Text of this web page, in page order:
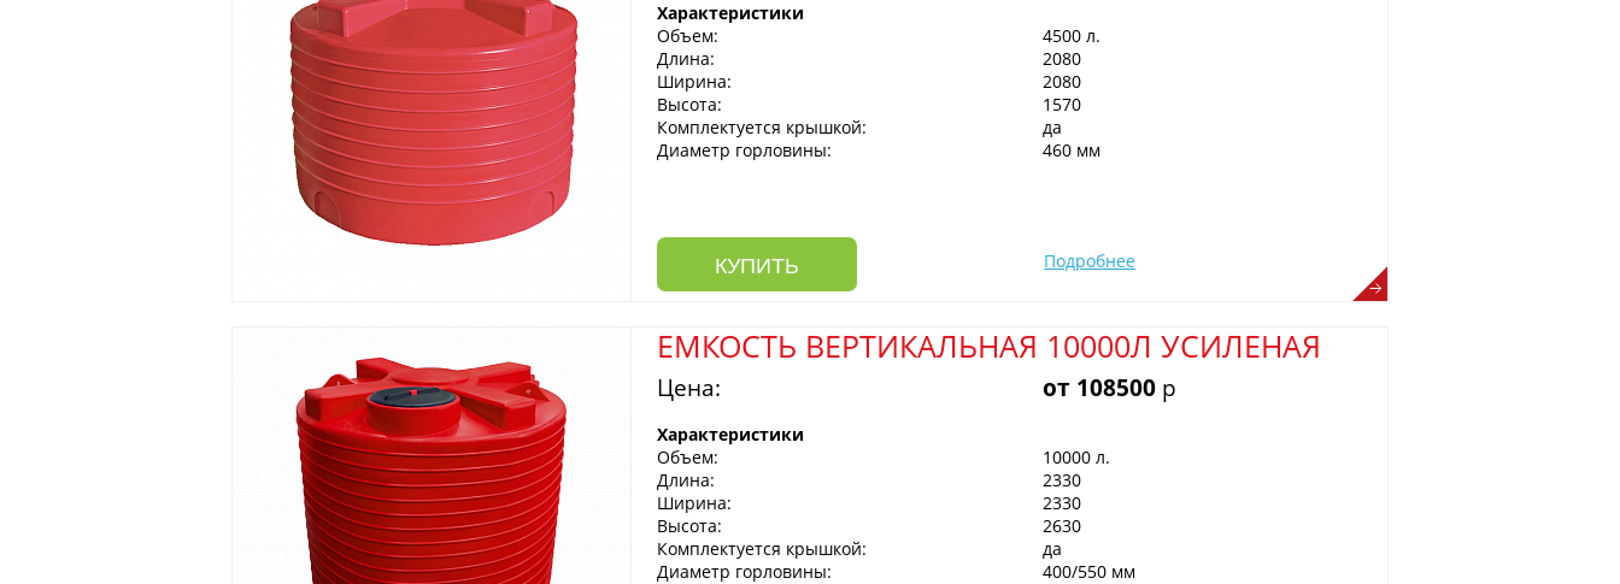
Характеристики
Объем:
4500 л.
Длина:
2080
Ширина:
2080
Высота:
1570
Комплектуется крышкой:
да
Диаметр горловины:
460 мм
КУПИТЬ Подробнее
ЕМКОСТЬ ВЕРТИКАЛЬНАЯ 10000Л УСИЛЕНАЯ
Цена: от 108500 р
Характеристики
Объем:
10000 л.
Длина:
2330
Ширина:
2330
Высота:
2630
Комплектуется крышкой:
да
Диаметр горловины:
400/550 мм